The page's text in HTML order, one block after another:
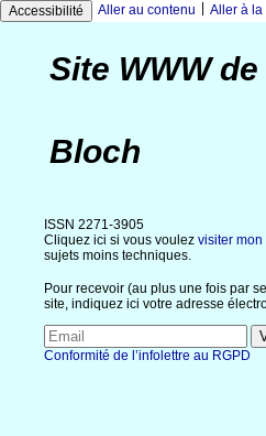
Accessibilité Aller au contenu Aller à la
Site WWW
Bloch
ISSN 2271-3905
Cliquez ici si vous voulez visiter mon
sujets moins techniques.
Pour recevoir (au plus une fois par
site, indiquez ici votre adresse
Conformité de l’infolettre au RGPD